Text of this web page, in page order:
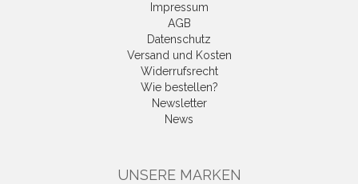
Impressum
AGB
Datenschutz
Versand und Kosten
Widerrufsrecht
Wie bestellen?
Newsletter
News
UNSERE MARKEN